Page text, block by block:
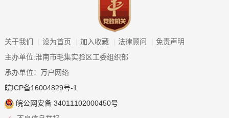
关于我们 设为首页 加入收藏 法律顾问
免责声明
主办单位:淮南市毛集实验区工委组织部
承办单位：万户网络
皖ICP备16004829号-1
皖公网安备 34011102000450号